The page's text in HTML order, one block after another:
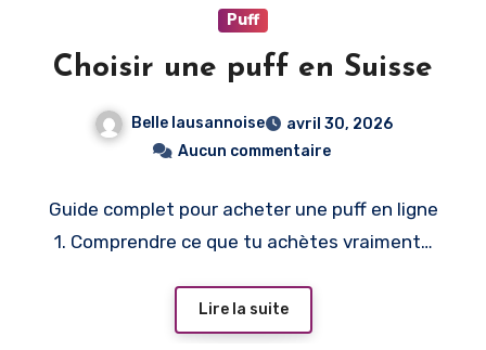
Puff
Choisir une puff en Suisse
Belle lausannoise
avril 30, 2026
Aucun commentaire
Guide complet pour acheter une puff en ligne
1. Comprendre ce que tu achètes vraiment…
Lire la suite